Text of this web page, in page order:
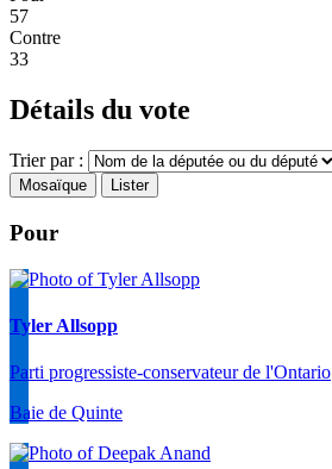
57
Contre
33
Détails du vote
Trier par :
Mosaïque Lister
Pour
Tyler Allsopp
Parti progressiste-conservateur de l'Ontario
Baie de Quinte